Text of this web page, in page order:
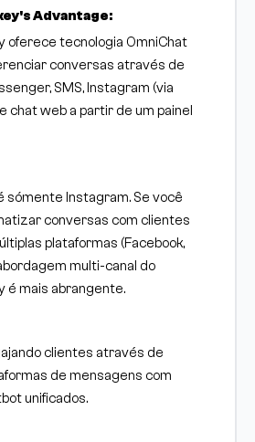
Advantage:
oferece tecnologia OmniChat
conversas através de
SMS, Instagram (via
chat web a partir de um painel
sómente Instagram. Se você
conversas com clientes
plataformas (Facebook,
multi-canal do
é mais abrangente.
clientes através de
de mensagens com
unificados.